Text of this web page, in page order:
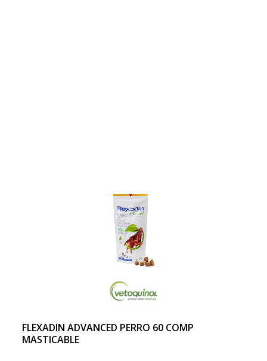
FLEXADIN ADVANCED PERRO 60 COMP
MASTICABLE